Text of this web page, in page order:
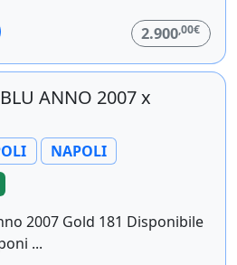
2.900,00€
ANNO 2007 x
NAPOLI
2007 Gold 181 Disponibile
...